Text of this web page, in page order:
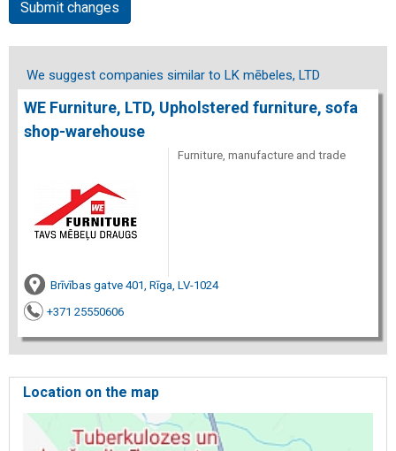
Submit changes
We suggest companies similar to LK mēbeles, LTD
WE Furniture, LTD, Upholstered furniture, sofa
shop-warehouse
Furniture, manufacture and trade
Brīvības gatve 401, Rīga, LV-1024
+371 25550606
Location on the map